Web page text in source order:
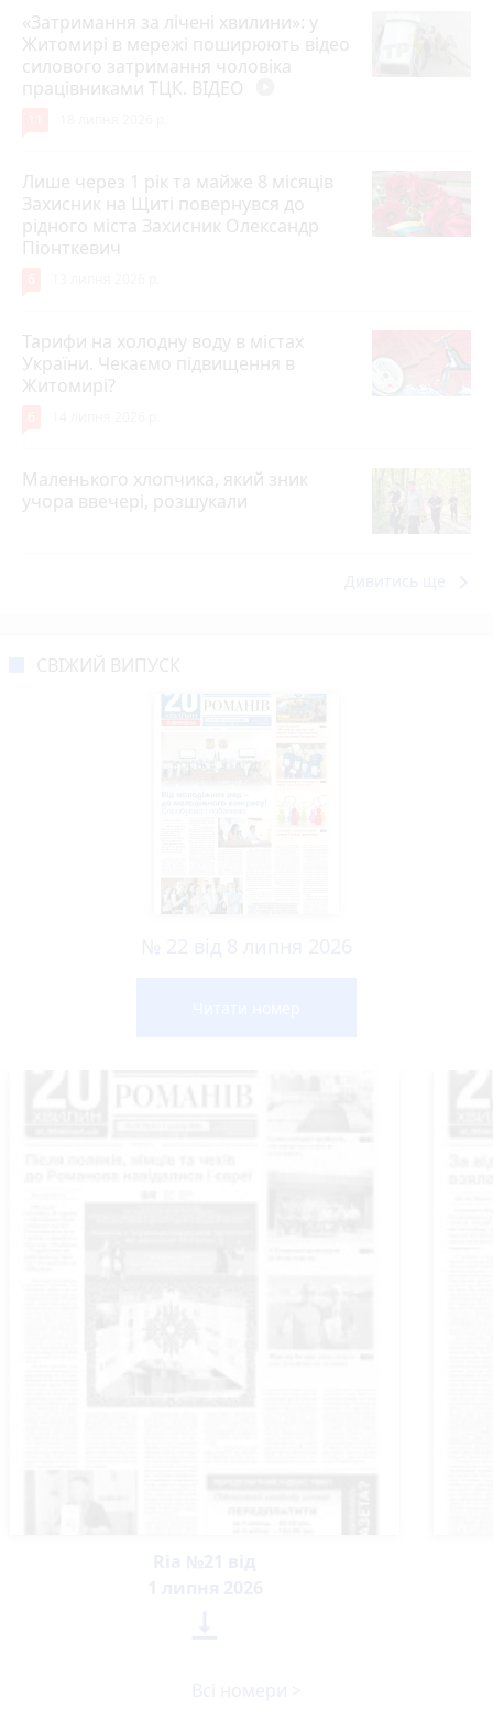
«Затримання за лічені хвилини»: у
Житомирі в мережі поширюють відео
силового затримання чоловіка
працівниками ТЦК. ВІДЕО
Лише через 1 рік та майже 8 місяців
Захисник на Щиті повернувся до
рідного міста Захисник Олександр
Піонткевич
Тарифи на холодну воду в містах
України. Чекаємо підвищення в
Житомирі?
Маленького хлопчика, який зник
учора ввечері, розшукали